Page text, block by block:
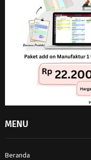
MENU
Beranda